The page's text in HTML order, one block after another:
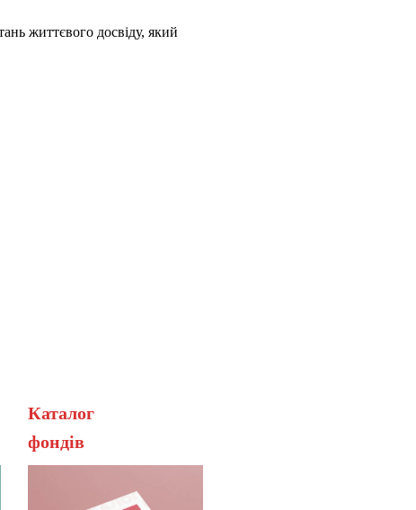
життєвого досвіду, який
Каталог